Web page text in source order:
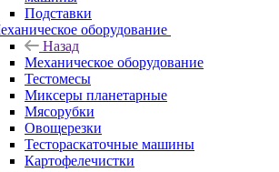
Подставки
оборудование
Назад
Механическое оборудование
Тестомесы
Миксеры планетарные
Мясорубки
Овощерезки
Тестораскаточные машины
Картофелечистки